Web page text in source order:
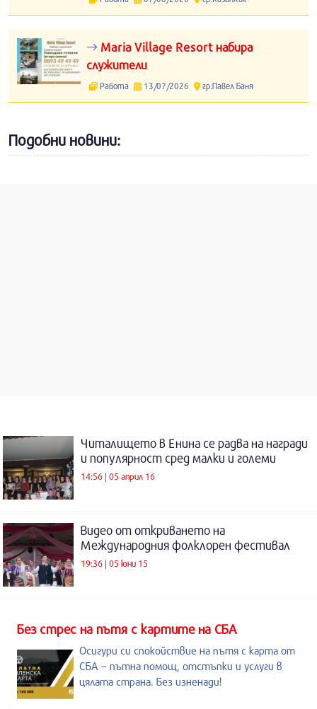
Maria Village Resort набира
служители
Работа 13/07/2026 гр.Павел Баня
Подобни новини:
Читалището в Енина се радва на награди
и популярност сред малки и големи
14:56 | 05 април 16
Видео от откриването на
Международния фолклорен фестивал
19:36 | 05 юни 15
Без стрес на пътя с картите на СБА
Осигури си спокойствие на пътя с карта от
СБА – пътна помощ, отстъпки и услуги в
цялата страна. Без изненади!